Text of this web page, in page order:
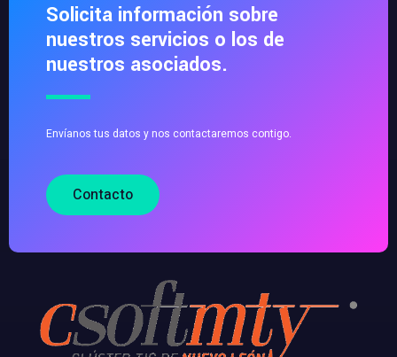
Solicita información sobre
nuestros servicios o los de
nuestros asociados.
Envíanos tus datos y nos contactaremos contigo.
Contacto